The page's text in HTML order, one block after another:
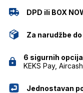
DPD ili BOX
Za narudžbe
6 sigurnih
KEKS Pay,
Jednostavan